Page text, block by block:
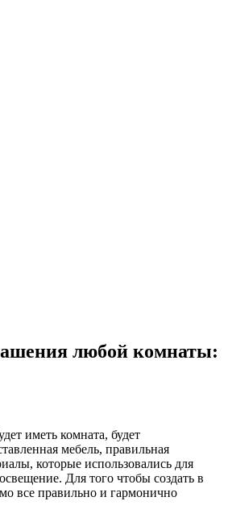
любой комнаты:
иметь комната, будет
мебель, правильная
которые использовались для
Для того чтобы создать в
все правильно и гармонично